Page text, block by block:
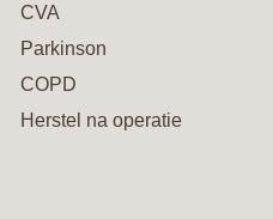
CVA
Parkinson
COPD
Herstel na operatie